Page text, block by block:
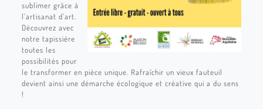
sublimer grâce à
l’artisanat d’art.
Découvrez avec
notre tapissière
toutes les
possibilités pour
le transformer en pièce unique. Rafraîchir un vieux fauteuil
devient ainsi une démarche écologique et créative qui a du sens
!